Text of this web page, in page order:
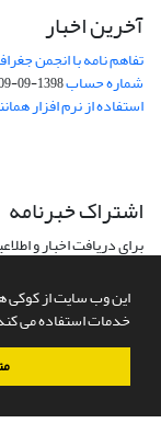
این وب سایت از کوکی
خدمات استفاده می
آخرین اخبار
تفاهم نامه با انجمن
شماره حساب1398-09-09
استفاده از نرم افزار
اشتراک خبرنامه
برای دریافت اخبار و
سامانه مدیریت